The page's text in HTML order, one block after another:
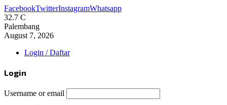
FacebookTwitterInstagramWhatsapp
32.7 C
Palembang
August 7, 2026
Login / Daftar
Login
Username or email